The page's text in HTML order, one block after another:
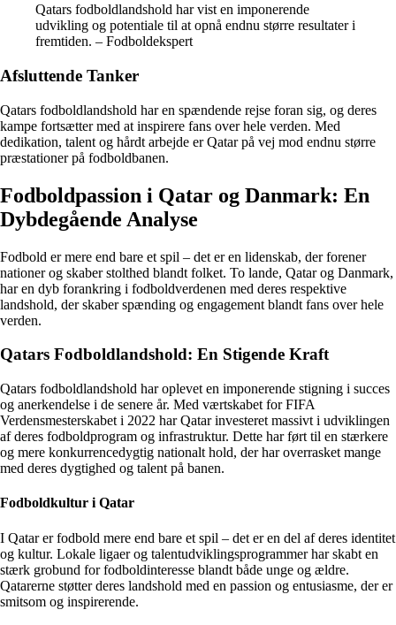
Qatars fodboldlandshold har vist en imponerende
udvikling og potentiale til at opnå endnu større resultater i
fremtiden. – Fodboldekspert
Afsluttende Tanker
Qatars fodboldlandshold har en spændende rejse foran sig, og deres
kampe fortsætter med at inspirere fans over hele verden. Med
dedikation, talent og hårdt arbejde er Qatar på vej mod endnu større
præstationer på fodboldbanen.
Fodboldpassion i Qatar og Danmark: En
Dybdegående Analyse
Fodbold er mere end bare et spil – det er en lidenskab, der forener
nationer og skaber stolthed blandt folket. To lande, Qatar og Danmark,
har en dyb forankring i fodboldverdenen med deres respektive
landshold, der skaber spænding og engagement blandt fans over hele
verden.
Qatars Fodboldlandshold: En Stigende Kraft
Qatars fodboldlandshold har oplevet en imponerende stigning i succes
og anerkendelse i de senere år. Med værtskabet for FIFA
Verdensmesterskabet i 2022 har Qatar investeret massivt i udviklingen
af deres fodboldprogram og infrastruktur. Dette har ført til en stærkere
og mere konkurrencedygtig nationalt hold, der har overrasket mange
med deres dygtighed og talent på banen.
Fodboldkultur i Qatar
I Qatar er fodbold mere end bare et spil – det er en del af deres identitet
og kultur. Lokale ligaer og talentudviklingsprogrammer har skabt en
stærk grobund for fodboldinteresse blandt både unge og ældre.
Qatarerne støtter deres landshold med en passion og entusiasme, der er
smitsom og inspirerende.